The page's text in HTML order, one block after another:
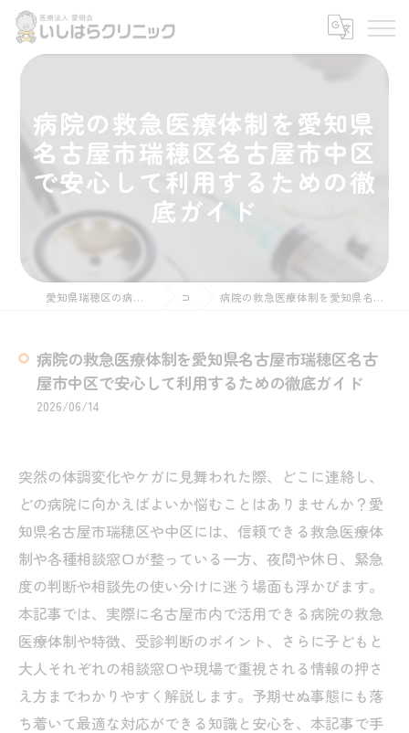
病院の救急医療体制を愛知県
名古屋市瑞穂区名古屋市中区
で安心して利用するための徹
底ガイド
愛知県瑞穂区の病院なら医療法人愛明会いしはらクリニック コラム 病院の救急医療体制を愛知県名古屋市瑞穂区名古屋市中区で安心して利用するための徹底ガイド
病院の救急医療体制を愛知県名古屋市瑞穂区名古
屋市中区で安心して利用するための徹底ガイド
2026/06/14
突然の体調変化やケガに見舞われた際、どこに連絡し、
どの病院に向かえばよいか悩むことはありませんか？愛
知県名古屋市瑞穂区や中区には、信頼できる救急医療体
制や各種相談窓口が整っている一方、夜間や休日、緊急
度の判断や相談先の使い分けに迷う場面も浮かびます。
本記事では、実際に名古屋市内で活用できる病院の救急
医療体制や特徴、受診判断のポイント、さらに子どもと
大人それぞれの相談窓口や現場で重視される情報の押さ
え方までわかりやすく解説します。予期せぬ事態にも落
ち着いて最適な対応ができる知識と安心を、本記事で手